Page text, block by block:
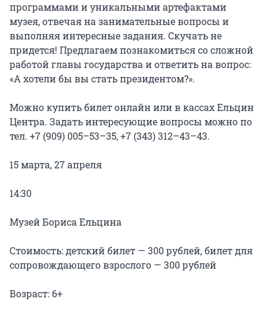
программами и уникальными артефактами
музея, отвечая на занимательные вопросы и
выполняя интересные задания. Скучать не
придется! Предлагаем познакомиться со сложной
работой главы государства и ответить на вопрос:
«А хотели бы вы стать президентом?».
Можно купить билет онлайн или в кассах Ельцин
Центра. Задать интересующие вопросы можно по
тел. +7 (909) 005–53–35, +7 (343) 312–43–43.
15 марта, 27 апреля
14:30
Музей Бориса Ельцина
Стоимость: детский билет — 300 рублей, билет для
сопровождающего взрослого — 300 рублей